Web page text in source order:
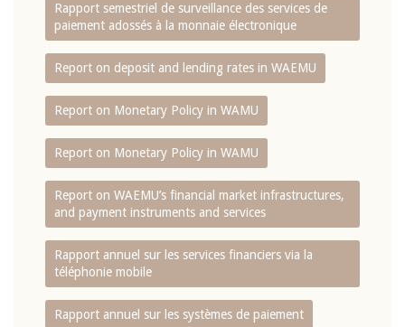
Rapport semestriel de surveillance des services de
paiement adossés à la monnaie électronique
Report on deposit and lending rates in WAEMU
Report on Monetary Policy in WAMU
Report on Monetary Policy in WAMU
Report on WAEMU’s financial market infrastructures,
and payment instruments and services
Rapport annuel sur les services financiers via la
téléphonie mobile
Rapport annuel sur les systèmes de paiement